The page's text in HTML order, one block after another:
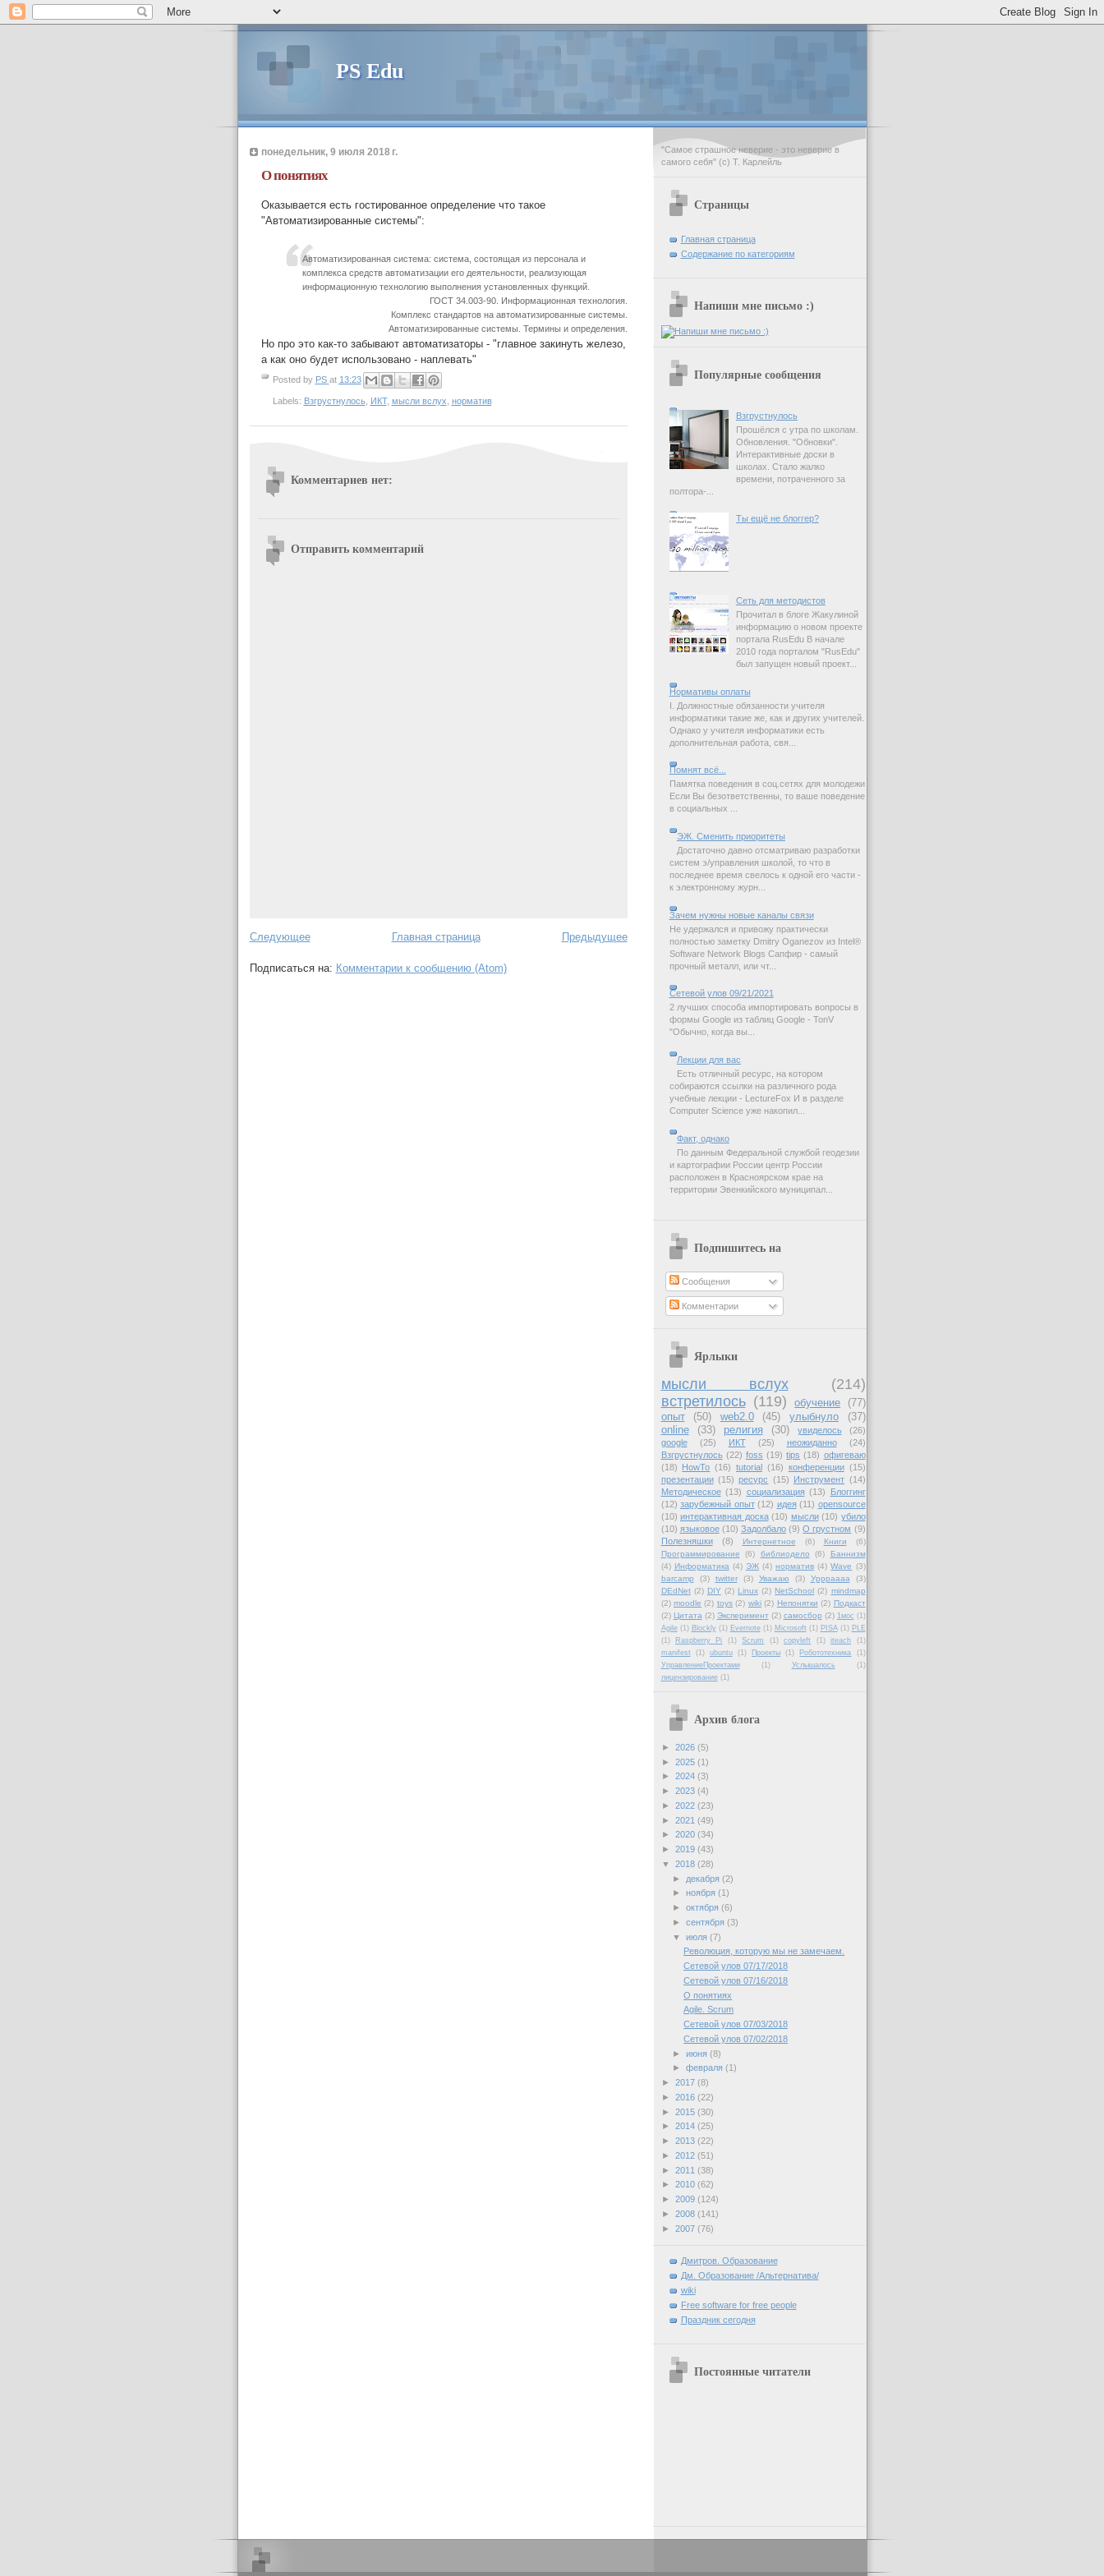
PS Edu
понедельник, 9 июля 2018 г.
О понятиях
Оказывается есть гостированное определение что такое
"Автоматизированные системы":
Автоматизированная система: система, состоящая из персонала и
комплекса средств автоматизации его деятельности, реализующая
информационную технологию выполнения установленных функций.
ГОСТ 34.003-90. Информационная технология.
Комплекс стандартов на автоматизированные системы.
Автоматизированные системы. Термины и определения.
Но про это как-то забывают автоматизаторы - "главное закинуть железо,
а как оно будет использовано - наплевать"
Posted by PS at 13:23
Labels: Взгрустнулось, ИКТ, мысли вслух норматив
Комментариев нет:
Отправить комментарий
Следующее Предыдущее
Главная страница
Подписаться на: Комментарии к сообщению (Atom)
"Самое страшное неверие - это неверие в
самого себя" (с) Т. Карлейль
Страницы
Главная страница
Содержание по категориям
Напиши мне письмо :)
Популярные сообщения
Взгрустнулось
Прошёлся с утра по школам.
Обновления. "Обновки".
Интерактивные доски в
школах. Стало жалко
времени, потраченного за
полтора-...
Ты ещё не блоггер?
Сеть для методистов
Прочитал в блоге Жакулиной
информацию о новом проекте
портала RusEdu В начале
2010 года порталом "RusEdu"
был запущен новый проект...
Нормативы оплаты
I. Должностные обязанности учителя
информатики такие же, как и других учителей.
Однако у учителя информатики есть
дополнительная работа, свя...
Помнят всё...
Памятка поведения в соц.сетях для молодежи
Если Вы безответственны, то ваше поведение
в социальных ...
ЭЖ. Сменить приоритеты
Достаточно давно отсматриваю разработки
систем э/управления школой, то что в
последнее время свелось к одной его части -
к электронному журн...
Зачем нужны новые каналы связи
Не удержался и привожу практически
полностью заметку Dmitry Oganezov из Intel®
Software Network Blogs Сапфир - самый
прочный металл, или чт...
Сетевой улов 09/21/2021
2 лучших способа импортировать вопросы в
формы Google из таблиц Google - TonV
"Обычно, когда вы...
Лекции для вас
Есть отличный ресурс, на котором
собираются ссылки на различного рода
учебные лекции - LectureFox И в разделе
Computer Science уже накопил...
Факт, однако
По данным Федеральной службой геодезии
и картографии России центр России
расположен в Красноярском крае на
территории Эвенкийского муниципал...
Подпишитесь на
Сообщения
Комментарии
Ярлыки
мысли вслух
(214)
встретилось (119) обучение
(77)
опыт
(50) web2.0 (45) улыбнуло
(37)
online
(33) религия (30) увиделось
(26)
google
(25) ИКТ (25) неожиданно
(24)
Взгрустнулось (22) foss (19) tips (18) офигеваю
(18) HowTo (16) tutorial (16) конференции (15)
презентации (15) ресурс (15) Инструмент (14)
Методическое (13) социализация (13)
Блоггинг
(12) зарубежный опыт (12) идея (11) opensource
(10) интерактивная доска (10) мысли (10) убило
(10) языковое (10) Задолбало (9) О грустном (9)
Полезняшки
(8) Интернетное (6) Книги
(6)
Программирование
(6) библиодело (6)
Баннизм
(4) Информатика (4) ЭЖ (4) норматив (4) Wave (3)
barcamp
(3) twitter (3) Уважаю (3) Уррраааа
(3)
DEdNet (2) DIY (2) Linux (2) NetSchool (2) mindmap
(2) moodle (2) toys (2) wiki (2) Непонятки (2) Подкаст
(2) Цитата (2) Эксперимент (2) самосбор (2) 1мос (1)
Agile (1) Blockly (1) Evernote (1) Microsoft (1) PISA (1) PLE
(1)
Raspberry Pi (1) Scrum (1) copyleft (1) iteach
(1)
manifest
(1) ubuntu (1) Проекты (1) Робототехника
(1)
УправлениеПроектами
(1) Услышалось
(1)
лицензирование (1)
Архив блога
► 2026 (5)
► 2025 (1)
► 2024 (3)
► 2023 (4)
► 2022 (23)
► 2021 (49)
► 2020 (34)
► 2019 (43)
▼ 2018 (28)
►
декабря (2)
► ноября (1)
► октября (6)
► сентября (3)
▼ июля (7)
Революция, которую мы не замечаем.
Сетевой улов 07/17/2018
Сетевой улов 07/16/2018
О понятиях
Agile. Scrum
Сетевой улов 07/03/2018
Сетевой улов 07/02/2018
► июня (8)
► февраля (1)
► 2017 (8)
► 2016 (22)
► 2015 (30)
► 2014 (25)
► 2013 (22)
► 2012 (51)
► 2011 (38)
► 2010 (62)
► 2009 (124)
► 2008 (141)
► 2007 (76)
Дмитров. Образование
Дм. Образование /Альтернатива/
wiki
Free software for free people
Праздник сегодня
Постоянные читатели